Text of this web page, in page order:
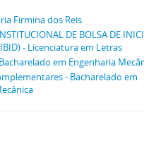
Firmina dos Reis
DE BOLSA DE
- Licenciatura em Letras
em Engenharia
- Bacharelado em